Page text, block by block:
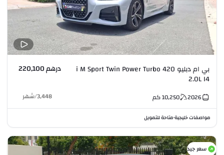
بي ام دبليو 420 i M Sport Twin Power Turbo
2.0L I4
درهم 220,100
2026
10,250كم 3,448
/شهر
مواصفات خليجية•متاحة للتمويل
سعر جيد